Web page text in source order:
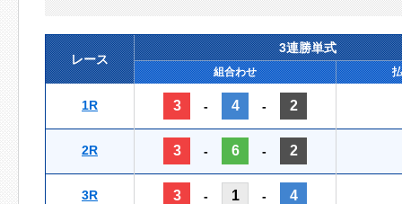
レース
3連勝単式
組合わせ
1R 3 - 4 - 2
2R 3 - 6 - 2
3R 3 - 1 - 4